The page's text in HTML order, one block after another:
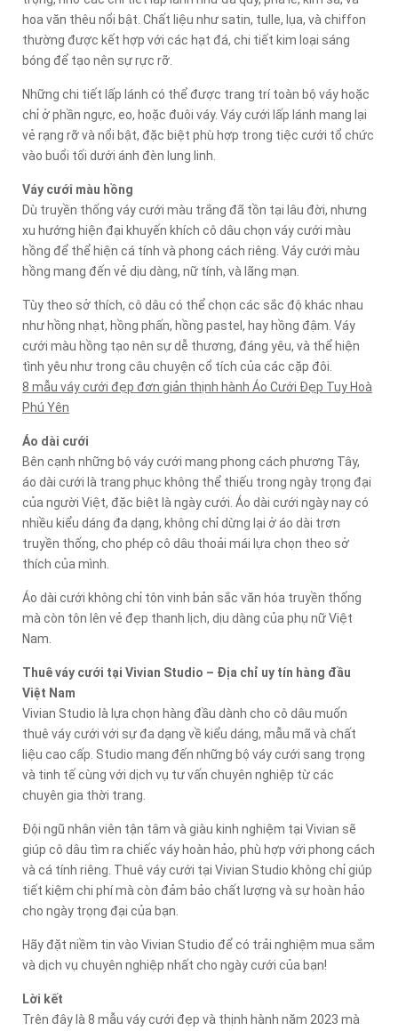
hoa văn thêu nổi bật. Chất liệu như satin, tulle, lụa, và chiffon
thường được kết hợp với các hạt đá, chi tiết kim loại sáng
bóng để tạo nên sự rực rỡ.
Những chi tiết lấp lánh có thể được trang trí toàn bộ váy hoặc
chỉ ở phần ngực, eo, hoặc đuôi váy. Váy cưới lấp lánh mang lại
vẻ rạng rỡ và nổi bật, đặc biệt phù hợp trong tiệc cưới tổ chức
vào buổi tối dưới ánh đèn lung linh.
Váy cưới màu hồng
Dù truyền thống váy cưới màu trắng đã tồn tại lâu đời, nhưng
xu hướng hiện đại khuyến khích cô dâu chọn váy cưới màu
hồng để thể hiện cá tính và phong cách riêng. Váy cưới màu
hồng mang đến vẻ dịu dàng, nữ tính, và lãng mạn.
Tùy theo sở thích, cô dâu có thể chọn các sắc độ khác nhau
như hồng nhạt, hồng phấn, hồng pastel, hay hồng đậm. Váy
cưới màu hồng tạo nên sự dễ thương, đáng yêu, và thể hiện
tình yêu như trong câu chuyện cổ tích của các cặp đôi.
8 mẫu váy cưới đẹp đơn giản thịnh hành Áo Cưới Đẹp Tuy Hoà
Phú Yên
Áo dài cưới
Bên cạnh những bộ váy cưới mang phong cách phương Tây,
áo dài cưới là trang phục không thể thiếu trong ngày trọng đại
của người Việt, đặc biệt là ngày cưới. Áo dài cưới ngày nay có
nhiều kiểu dáng đa dạng, không chỉ dừng lại ở áo dài trơn
truyền thống, cho phép cô dâu thoải mái lựa chọn theo sở
thích của mình.
Áo dài cưới không chỉ tôn vinh bản sắc văn hóa truyền thống
mà còn tôn lên vẻ đẹp thanh lịch, dịu dàng của phụ nữ Việt
Nam.
Thuê váy cưới tại Vivian Studio – Địa chỉ uy tín hàng đầu
Việt Nam
Vivian Studio là lựa chọn hàng đầu dành cho cô dâu muốn
thuê váy cưới với sự đa dạng về kiểu dáng, mẫu mã và chất
liệu cao cấp. Studio mang đến những bộ váy cưới sang trọng
và tinh tế cùng với dịch vụ tư vấn chuyên nghiệp từ các
chuyên gia thời trang.
Đội ngũ nhân viên tận tâm và giàu kinh nghiệm tại Vivian sẽ
giúp cô dâu tìm ra chiếc váy hoàn hảo, phù hợp với phong cách
và cá tính riêng. Thuê váy cưới tại Vivian Studio không chỉ giúp
tiết kiệm chi phí mà còn đảm bảo chất lượng và sự hoàn hảo
cho ngày trọng đại của bạn.
Hãy đặt niềm tin vào Vivian Studio để có trải nghiệm mua sắm
và dịch vụ chuyên nghiệp nhất cho ngày cưới của bạn!
Lời kết
Trên đây là 8 mẫu váy cưới đẹp và thịnh hành năm 2023 mà